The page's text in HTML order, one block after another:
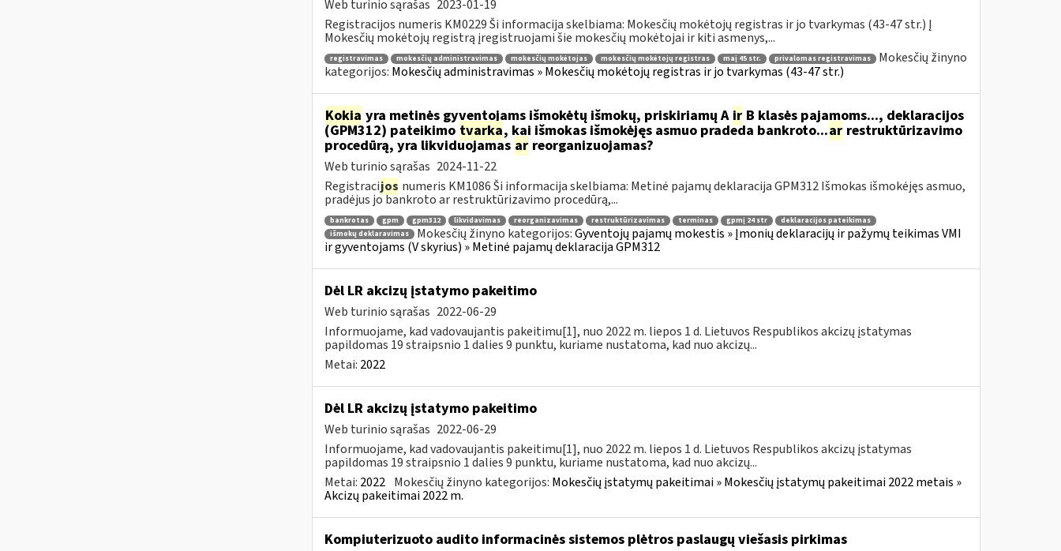
Web turinio sąrašas 2023-01-19
Registracijos numeris KM0229 Ši informacija skelbiama: Mokesčių mokėtojų registras ir jo tvarkymas (43-47 str.) Į
Mokesčių mokėtojų registrą įregistruojami šie mokesčių mokėtojai ir kiti asmenys,...
registravimas mokesčių administravimas mokesčių mokėtojas mokesčių mokėtojų registras maį 45 str. privalomas registravimas
Mokesčių žinyno
kategorijos: Mokesčių administravimas » Mokesčių mokėtojų registras ir jo tvarkymas (43-47 str.)
Kokia yra metinės gyventojams išmokėtų išmokų, priskiriamų A irB klasės pajamoms..., deklaracijos
(GPM312) pateikimo tvarka, kai išmokas išmokėjęs asmuo pradeda bankroto...arrestruktūrizavimo
procedūrą, yra likviduojamas arreorganizuojamas?
Web turinio sąrašas 2024-11-22
Registracijos numeris KM1086 Ši informacija skelbiama: Metinė pajamų deklaracija GPM312 Išmokas išmokėjęs asmuo,
pradėjus jo bankroto ar restruktūrizavimo procedūrą,...
bankrotas gpm gpm312 likvidavimas reorganizavimas restruktūrizavimas terminas gpmį 24 str
deklaracijos pateikimas
išmokų deklaravimas
Mokesčių žinyno kategorijos:Gyventojų pajamų mokestis » Įmonių deklaracijų ir pažymų teikimas VMI
ir gyventojams (V skyrius) » Metinė pajamų deklaracija GPM312
Dėl LR akcizų įstatymo pakeitimo
Web turinio sąrašas 2022-06-29
Informuojame, kad vadovaujantis pakeitimu[1], nuo 2022 m. liepos 1 d. Lietuvos Respublikos akcizų įstatymas
papildomas 19 straipsnio 1 dalies 9 punktu, kuriame nustatoma, kad nuo akcizų...
Metai: 2022
Dėl LR akcizų įstatymo pakeitimo
Web turinio sąrašas 2022-06-29
Informuojame, kad vadovaujantis pakeitimu[1], nuo 2022 m. liepos 1 d. Lietuvos Respublikos akcizų įstatymas
papildomas 19 straipsnio 1 dalies 9 punktu, kuriame nustatoma, kad nuo akcizų...
Metai: 2022 Mokesčių žinyno kategorijos: Mokesčių įstatymų pakeitimai » Mokesčių įstatymų pakeitimai 2022 metais »
Akcizų pakeitimai 2022 m.
Kompiuterizuoto audito informacinės sistemos plėtros paslaugų viešasis pirkimas